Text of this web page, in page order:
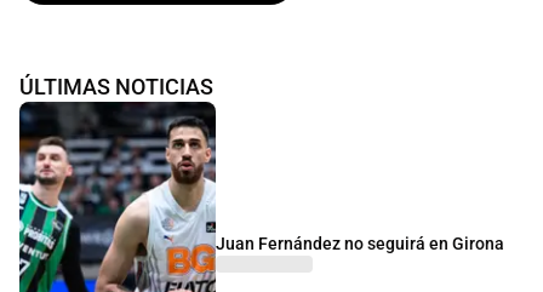
ÚLTIMAS NOTICIAS
Juan Fernández no seguirá en Girona